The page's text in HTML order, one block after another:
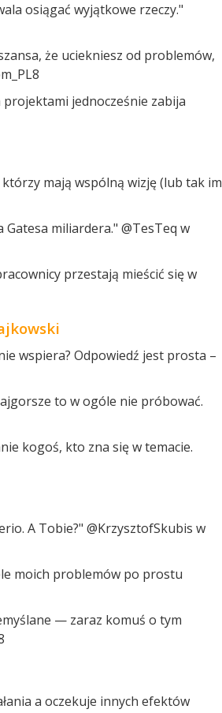
osiągać wyjątkowe rzeczy."
że uciekniesz od problemów,
jednocześnie zabija
mają wspólną wizję (lub tak im
miliardera." @TesTeq w
przestają mieścić się w
wspiera? Odpowiedź jest prosta –
to w ogóle nie próbować.
kogoś, kto zna się w temacie.
A Tobie?" @KrzysztofSkubis w
moich problemów po prostu
— zaraz komuś o tym
a oczekuje innych efektów